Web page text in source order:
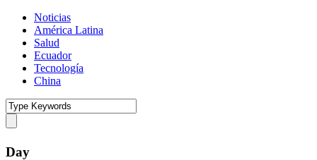
Noticias
América Latina
Salud
Ecuador
Tecnología
China
Day